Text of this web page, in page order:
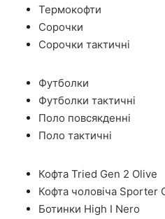
Термокофти
Сорочки
Сорочки тактичні
Футболки
Футболки тактичні
Поло повсякденні
Поло тактичні
Кофта Tried Gen 2 Olive
Кофта чоловіча Sporter
Ботинки High I Nero